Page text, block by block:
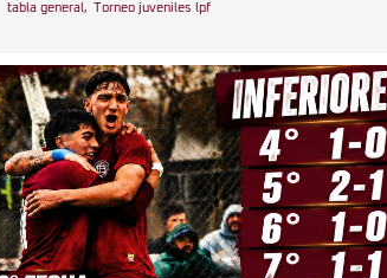
tabla general , Torneo juveniles lpf